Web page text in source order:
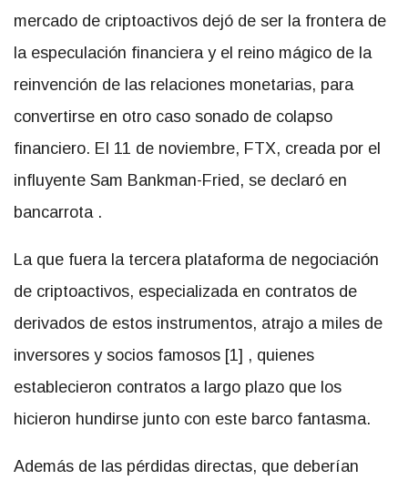
mercado de criptoactivos dejó de ser la frontera de
la especulación financiera y el reino mágico de la
reinvención de las relaciones monetarias, para
convertirse en otro caso sonado de colapso
financiero. El 11 de noviembre, FTX, creada por el
influyente Sam Bankman-Fried, se declaró en
bancarrota.
La que fuera la tercera plataforma de negociación
de criptoactivos, especializada en contratos de
derivados de estos instrumentos, atrajo a miles de
inversores y socios famosos [1] , quienes
establecieron contratos a largo plazo que los
hicieron hundirse junto con este barco fantasma.
Además de las pérdidas directas, que deberían